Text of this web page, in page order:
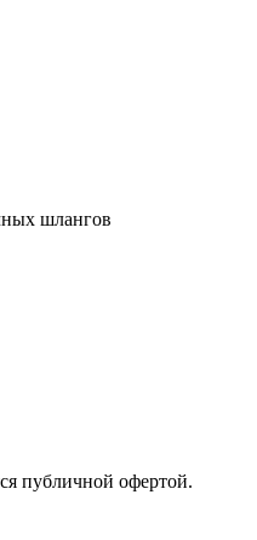
шлангов
публичной офертой.